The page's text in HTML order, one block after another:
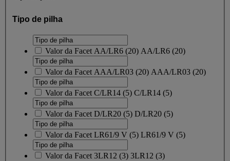
Tipo de pilha
Valor da Facet AA/LR6 (20) AA/LR6 (20)
Valor da Facet AAA/LR03 (20) AAA/LR03 (20)
Valor da Facet C/LR14 (5) C/LR14 (5)
Valor da Facet D/LR20 (5) D/LR20 (5)
Valor da Facet LR61/9 V (5) LR61/9 V (5)
Valor da Facet 3LR12 (3) 3LR12 (3)